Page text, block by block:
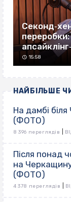
15:58
НАЙБІЛЬШЕ
На дамбі
(ФОТО)
8 396 переглядів
Після понад
на
(ФОТО)
4 378 переглядів